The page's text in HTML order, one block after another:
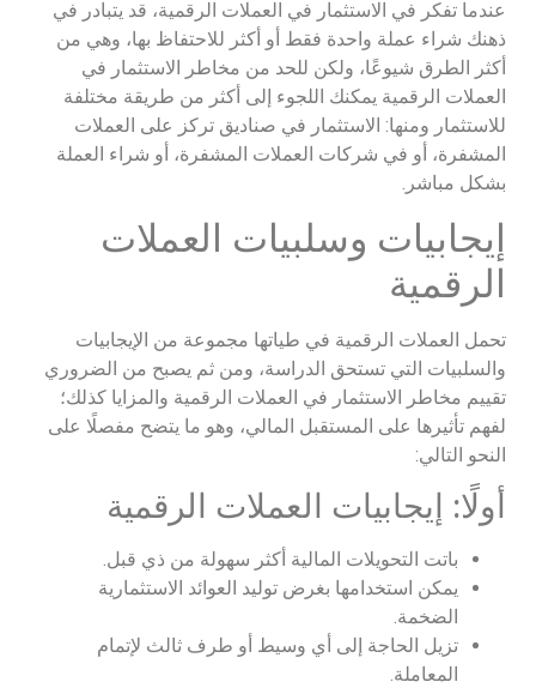
عندما تفكر في الاستثمار في العملات الرقمية، قد يتبادر في
ذهنك شراء عملة واحدة فقط أو أكثر للاحتفاظ بها، وهي من
أكثر الطرق شيوعًا، ولكن للحد من مخاطر الاستثمار في
العملات الرقمية يمكنك اللجوء إلى أكثر من طريقة مختلفة
للاستثمار ومنها: الاستثمار في صناديق تركز على العملات
المشفرة، أو في شركات العملات المشفرة، أو شراء العملة
بشكل مباشر.
إيجابيات وسلبيات العملات
الرقمية
تحمل العملات الرقمية في طياتها مجموعة من الإيجابيات
والسلبيات التي تستحق الدراسة، ومن ثم يصبح من الضروري
تقييم مخاطر الاستثمار في العملات الرقمية والمزايا كذلك؛
لفهم تأثيرها على المستقبل المالي، وهو ما يتضح مفصلًا على
النحو التالي:
أولًا: إيجابيات العملات الرقمية
باتت التحويلات المالية أكثر سهولة من ذي قبل.
يمكن استخدامها بغرض توليد العوائد الاستثمارية
الضخمة.
تزيل الحاجة إلى أي وسيط أو طرف ثالث لإتمام
المعاملة.